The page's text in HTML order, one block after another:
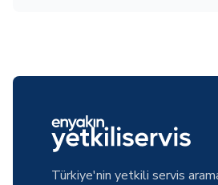
Türkiye'nin yetkili servis